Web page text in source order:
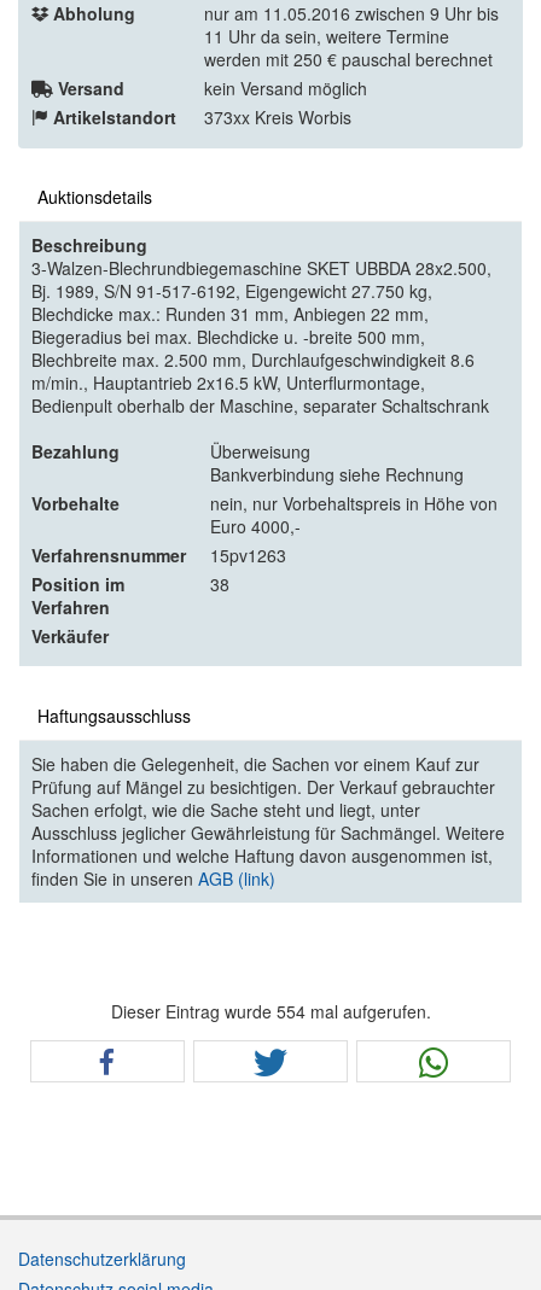
Abholung
nur am 11.05.2016 zwischen 9 Uhr bis
11 Uhr da sein, weitere Termine
werden mit 250 € pauschal berechnet
Versand
kein Versand möglich
Artikelstandort
373xx Kreis Worbis
Auktionsdetails
Beschreibung
3-Walzen-Blechrundbiegemaschine SKET UBBDA 28x2.500,
Bj. 1989, S/N 91-517-6192, Eigengewicht 27.750 kg,
Blechdicke max.: Runden 31 mm, Anbiegen 22 mm,
Biegeradius bei max. Blechdicke u. -breite 500 mm,
Blechbreite max. 2.500 mm, Durchlaufgeschwindigkeit 8.6
m/min., Hauptantrieb 2x16.5 kW, Unterflurmontage,
Bedienpult oberhalb der Maschine, separater Schaltschrank
Bezahlung
Überweisung
Bankverbindung siehe Rechnung
Vorbehalte
nein, nur Vorbehaltspreis in Höhe von
Euro 4000,-
Verfahrensnummer
15pv1263
Position im
Verfahren
38
Verkäufer
Haftungsausschluss
Sie haben die Gelegenheit, die Sachen vor einem Kauf zur
Prüfung auf Mängel zu besichtigen. Der Verkauf gebrauchter
Sachen erfolgt, wie die Sache steht und liegt, unter
Ausschluss jeglicher Gewährleistung für Sachmängel. Weitere
Informationen und welche Haftung davon ausgenommen ist,
finden Sie in unseren AGB (link)
Dieser Eintrag wurde 554 mal aufgerufen.
Datenschutzerklärung